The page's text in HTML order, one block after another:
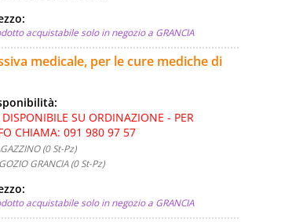
acquistabile solo in negozio a GRANCIA
medicale, per le cure mediche di
DISPONIBILE SU ORDINAZIONE - PER
CHIAMA: 091 980 97 57
(0 St-Pz)
GRANCIA (0 St-Pz)
acquistabile solo in negozio a GRANCIA